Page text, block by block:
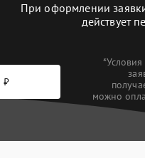
При оформлении
действует
₽
можно